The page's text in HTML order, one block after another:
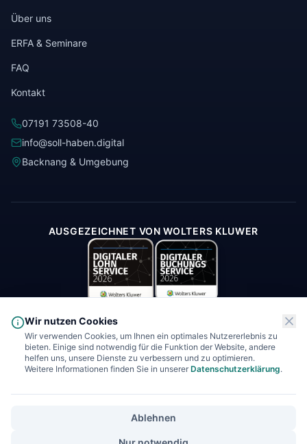
Über uns
ERFA & Seminare
FAQ
Kontakt
07191 73508-40
info@soll-haben.digital
Backnang & Umgebung
AUSGEZEICHNET VON WOLTERS KLUWER
* Soll-Haben.digital GmbH erbringt im Bereich Finanzbuchhaltung und
Buchhaltung ausschließlich Leistungen nach § 6 Nr. 3 und Nr. 4 des
Vertretung gegenüber Behörden ist den zugelassenen Steuerberatern
Wir nutzen Cookies
Wir verwenden Cookies, um Ihnen ein optimales Nutzererlebnis zu
bieten. Einige sind notwendig für die Funktion der Website, andere
helfen uns, unsere Dienste zu verbessern und zu optimieren.
Weitere Informationen finden Sie in unserer Datenschutzerklärung.
Ablehnen